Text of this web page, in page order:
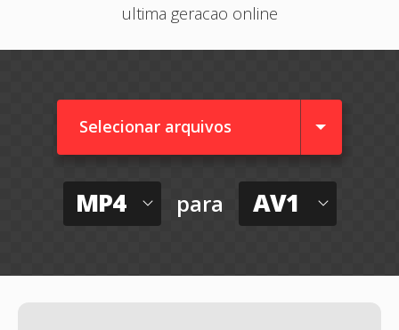
ultima geracao online
Selecionar arquivos
MP4 para AV1